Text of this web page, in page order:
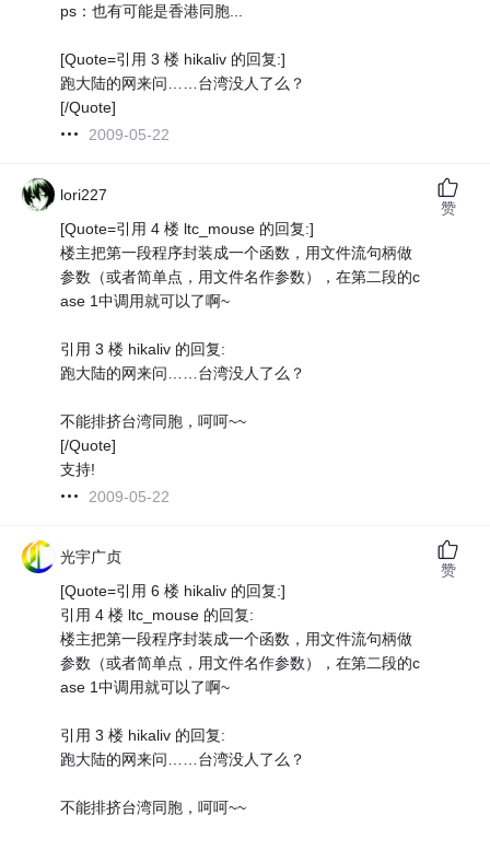
ps：也有可能是香港同胞...
[Quote=引用 3 楼 hikaliv 的回复:]
跑大陆的网来问……台湾没人了么？
[/Quote]
2009-05-22
lori227
[Quote=引用 4 楼 ltc_mouse 的回复:]
楼主把第一段程序封装成一个函数，用文件流句柄做
参数（或者简单点，用文件名作参数），在第二段的c
ase 1中调用就可以了啊~
引用 3 楼 hikaliv 的回复:
跑大陆的网来问……台湾没人了么？
不能排挤台湾同胞，呵呵~~
[/Quote]
支持!
2009-05-22
赞
光宇广贞
[Quote=引用 6 楼 hikaliv 的回复:]
引用 4 楼 ltc_mouse 的回复:
楼主把第一段程序封装成一个函数，用文件流句柄做
参数（或者简单点，用文件名作参数），在第二段的c
ase 1中调用就可以了啊~
引用 3 楼 hikaliv 的回复:
跑大陆的网来问……台湾没人了么？
不能排挤台湾同胞，呵呵~~
赞